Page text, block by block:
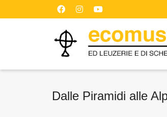
Dalle Piramidi alle